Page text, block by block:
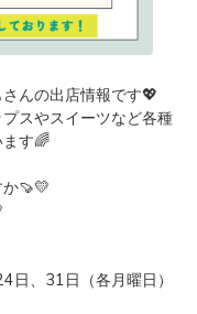
んの出店情報です💖
スやスイーツなど各種
す🌈
🍠💛
、31日（各月曜日）